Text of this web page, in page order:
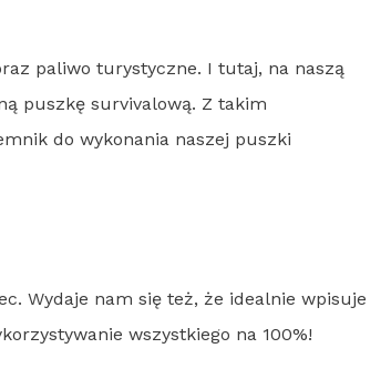
paliwo turystyczne. I tutaj, na naszą
puszkę survivalową. Z takim
do wykonania naszej puszki
Wydaje nam się też, że idealnie wpisuje
wszystkiego na 100%!